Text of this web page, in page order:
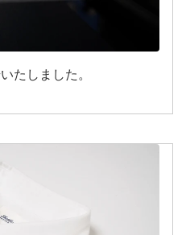
たしました。